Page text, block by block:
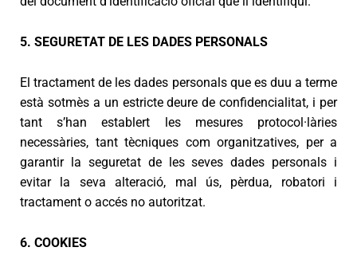
5. SEGURETAT DE LES DADES PERSONALS
El tractament de les dades personals que es duu a terme
està sotmès a un estricte deure de confidencialitat, i per
tant s’han establert les mesures protocol·làries
necessàries, tant tècniques com organitzatives, per a
garantir la seguretat de les seves dades personals i
evitar la seva alteració, mal ús, pèrdua, robatori i
tractament o accés no autoritzat.
6. COOKIES